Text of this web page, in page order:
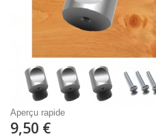
Aperçu rapide
9,50 €